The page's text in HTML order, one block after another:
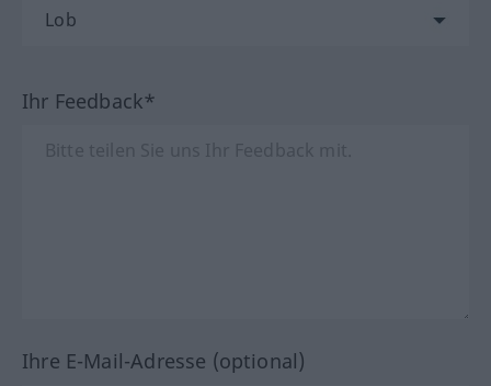
Ihr Feedback*
Ihre E-Mail-Adresse (optional)